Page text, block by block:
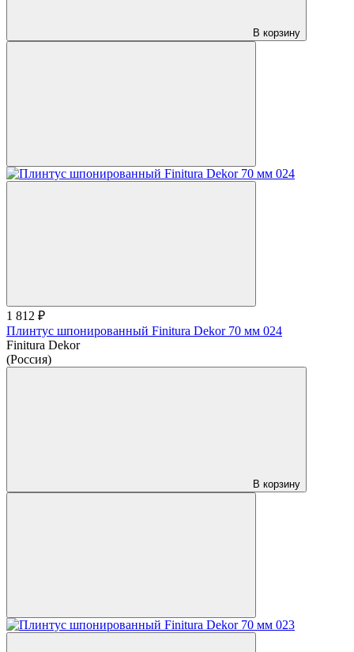
В корзину
1 812 ₽
Плинтус шпонированный Finitura Dekor 70 мм 024
Finitura Dekor
(Россия)
В корзину